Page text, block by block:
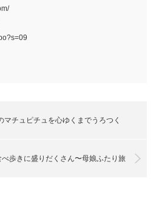
チュピチュを心ゆくまでうろつく
歩きに盛りだくさん〜母娘ふたり旅